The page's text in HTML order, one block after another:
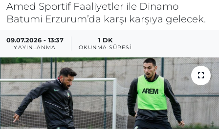
Amed Sportif Faaliyetler ile Dinamo
Batumi Erzurum’da karşı karşıya gelecek.
09.07.2026 - 13:37
YAYINLANMA
1 DK
OKUNMA SÜRESI
Haber Arşivi